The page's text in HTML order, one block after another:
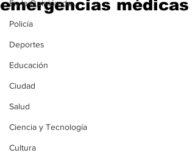
En la Opinión de...
Policía
Deportes
Educación
Ciudad
Salud
Ciencia y Tecnología
Cultura
emergencias médicas